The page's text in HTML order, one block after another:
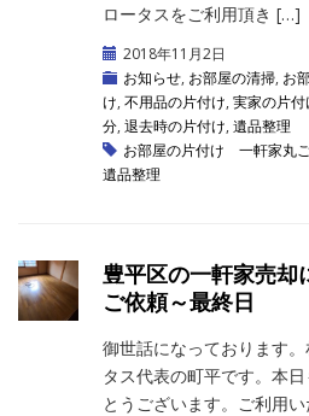
ロータスをご利用頂き […]
2018年11月2日
お知らせ, お部屋の清掃, お
け, 不用品の片付け, 実家の片付
分, 退去時の片付け, 遺品整理
お部屋の片付け
一軒家丸
遺品整理
豊平区の一軒家売却
ご依頼～最終日
御世話になっております
タス代表の町平です。本
とうございます。ご利用